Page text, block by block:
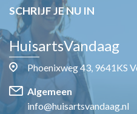
SCHRIJF JE NU IN
HuisartsVandaag
Phoenixweg 43, 9641KS
Algemeen
info@huisartsvandaag.nl